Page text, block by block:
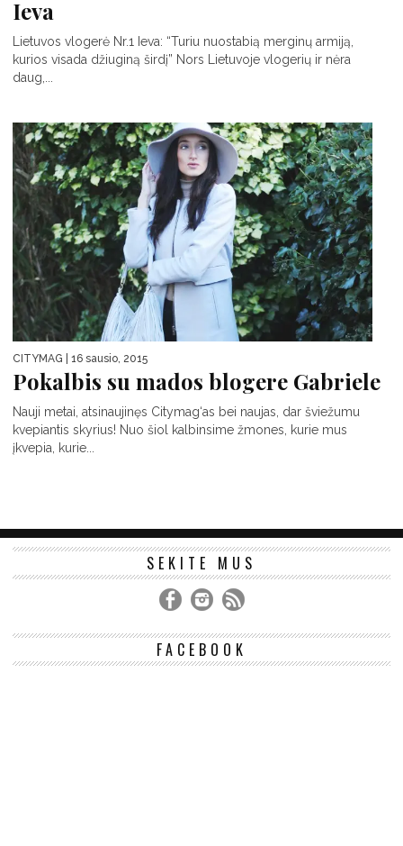
Ieva
Lietuvos vlogerė Nr.1 Ieva: “Turiu nuostabią merginų armiją,
kurios visada džiuginą širdį” Nors Lietuvoje vlogerių ir nėra
daug,...
CITYMAG | 16 sausio, 2015
Pokalbis su mados blogere Gabriele
Nauji metai, atsinaujinęs Citymag‘as bei naujas, dar šviežumu
kvepiantis skyrius! Nuo šiol kalbinsime žmones, kurie mus
įkvepia, kurie...
SEKITE MUS
FACEBOOK